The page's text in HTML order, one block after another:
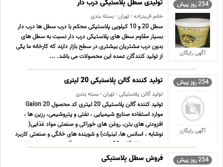
254 روز پیش
آگهی رایگان
تولیدی سطل پلاستیکی درب دار
خانم فریدزاده - تهران - بسته بندی
سطل 20 و 10 کیلویی پلاستیکی محکم با درب سطل ها درب دار
بسیار مقاوم سطل های پلاستیکی درب دار نسبت به سطل های
بدون درب مشتریان بیشتری در سطح بازار دارند که کارخانه ما یکی
از تولید کنندگان عمده این محصولات می باشد. ...
254 روز پیش
آگهی رایگان
تولید کننده گالن پلاستیکی 20 لیتری
تولید گالن پلاستیکی - تهران - بسته بندی
تولید کننده گالن پلاستیکی 20 لیتری کد محصول Galon 20
موارد استفاده صنایع شیمیایی ، نفتی و پتروشیمی، رزین ها ،
افزودنی های بتن، روغن های خوراکی و صنعتی مواد غذایی(
نوشابه ، اسانس ها، لبنیات) و شوینده های خانگی و صنعتی کاربرد
دارد. نوع کالا گالن 20 لیتری صنعتی ویژگی های محصول دارای
... ...
254 روز پیش فروش سطل پلاستیکی